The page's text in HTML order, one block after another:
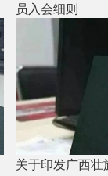
员入会细则
关于印发广西